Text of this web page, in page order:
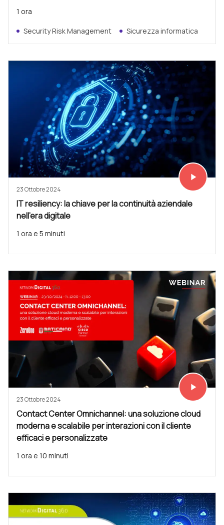
1 ora
Security Risk Management Sicurezza informatica
Vedi subito
play_arrow
23 Ottobre 2024
IT resiliency: la chiave per la continuità aziendale
nell’era digitale
1 ora e 5 minuti
Vedi subito
play_arrow
23 Ottobre 2024
Contact Center Omnichannel: una soluzione cloud
moderna e scalabile per interazioni con il cliente
efficaci e personalizzate
1 ora e 10 minuti